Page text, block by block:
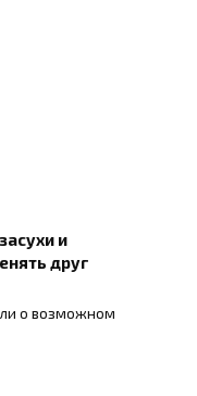
и
друг
о возможном